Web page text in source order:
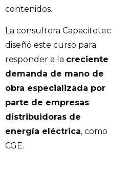
contenidos.
La consultora Capacitotec
diseñó este curso para
responder a la creciente
demanda de mano de
obra especializada por
parte de empresas
distribuidoras de
energía eléctrica, como
CGE.